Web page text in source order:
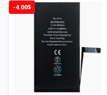
-4.00$